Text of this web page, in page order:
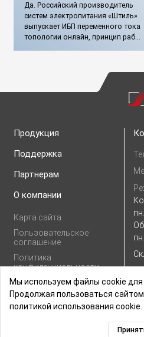
Да. Российский производитель
систем электропитания «Штиль»
выпускает ИБП переменного тока
топологии онлайн, принцип раб...
Продукция
Поддержка
Партнерам
О компании
Карта сайта
Пользовательское
соглашение
Политика
конфиденциальности
Согласие на
обработку
персональных
данных
Мы используем файлы cookie для
Продолжая пользоваться
политикой использования cookie.